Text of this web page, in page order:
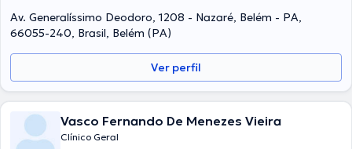
Av. Generalíssimo Deodoro, 1208 - Nazaré, Belém - PA,
66055-240, Brasil, Belém (PA)
Ver perfil
Vasco Fernando De Menezes Vieira
Clínico Geral